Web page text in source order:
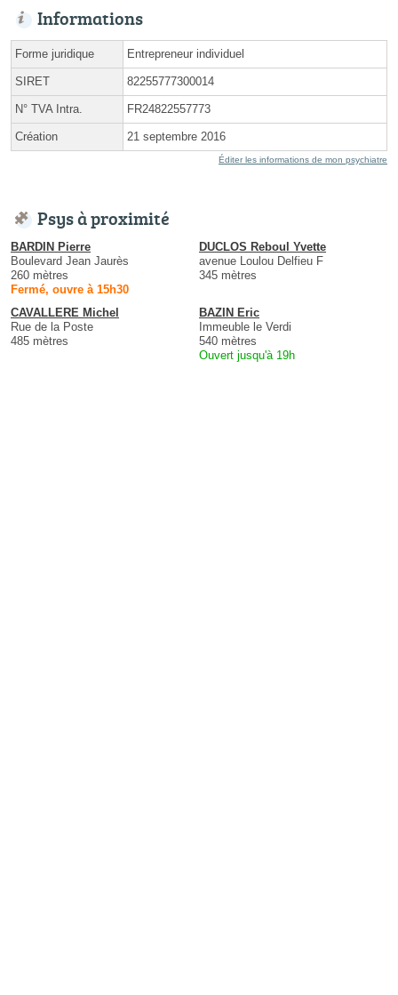
Informations
Forme juridique Entrepreneur individuel
SIRET 82255777300014
N° TVA Intra. FR24822557773
Création 21 septembre 2016
Éditer les informations de mon psychiatre
Psys à proximité
BARDIN Pierre
Boulevard Jean Jaurès
260 mètres
Fermé, ouvre à 15h30
DUCLOS Reboul Yvette
avenue Loulou Delfieu F
345 mètres
CAVALLERE Michel
Rue de la Poste
485 mètres
BAZIN Eric
Immeuble le Verdi
540 mètres
Ouvert jusqu'à 19h